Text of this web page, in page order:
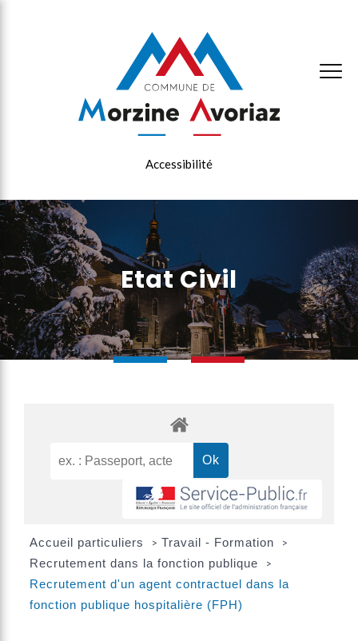
Accessibilité
Etat Civil
Accueil particuliers > Travail - Formation >
Recrutement dans la fonction publique >
Recrutement d'un agent contractuel dans la
fonction publique hospitalière (FPH)